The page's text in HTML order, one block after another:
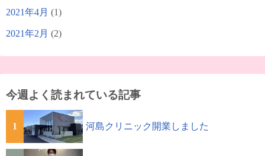
2021年4月 (1)
2021年2月 (2)
今週よく読まれている記事
1 河島クリニック開業しました